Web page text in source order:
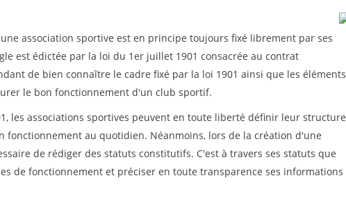
association sportive est en principe toujours fixé librement par ses
est édictée par la loi du 1er juillet 1901 consacrée au contrat
de bien connaître le cadre fixé par la loi 1901 ainsi que les éléments
le bon fonctionnement d'un club sportif.
les associations sportives peuvent en toute liberté définir leur structure
fonctionnement au quotidien. Néanmoins, lors de la création d'une
de rédiger des statuts constitutifs. C'est à travers ses statuts que
de fonctionnement et préciser en toute transparence ses informations